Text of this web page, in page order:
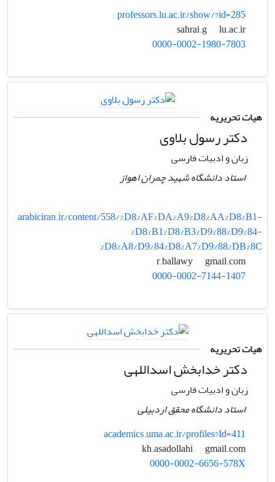
professors.lu.ac.ir/show/?id=285
sahrai.g
lu.ac.ir
0000-0002-1980-7803
هیات تحریریه
دکتر رسول بلاوی
زبان و ادبیات فارسی
استاد دانشگاه شهید چمران اهواز
arabiciran.ir/content/558/%D8%AF%DA%A9%D8%AA%D8%B1-
%D8%B1%D8%B3%D9%88%D9%84-
%D8%A8%D9%84%D8%A7%D9%88%DB%8C
gmail.com
0000-0002-7144-1407
هیات تحریریه
دکتر خدابخش اسداللهی
زبان و ادبیات فارسی
استاد دانشگاه محقق اردبیلی
academics.uma.ac.ir/profiles?Id=411
gmail.com
0000-0002-6656-578X